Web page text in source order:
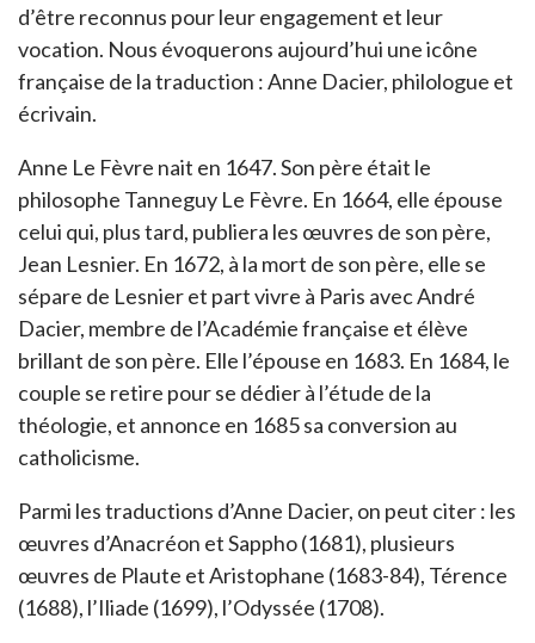
d’être reconnus pour leur engagement et leur
vocation. Nous évoquerons aujourd’hui une icône
française de la traduction : Anne Dacier, philologue et
écrivain.
Anne Le Fèvre nait en 1647. Son père était le
philosophe Tanneguy Le Fèvre. En 1664, elle épouse
celui qui, plus tard, publiera les œuvres de son père,
Jean Lesnier. En 1672, à la mort de son père, elle se
sépare de Lesnier et part vivre à Paris avec André
Dacier, membre de l’Académie française et élève
brillant de son père. Elle l’épouse en 1683. En 1684, le
couple se retire pour se dédier à l’étude de la
théologie, et annonce en 1685 sa conversion au
catholicisme.
Parmi les traductions d’Anne Dacier, on peut citer : les
œuvres d’Anacréon et Sappho (1681), plusieurs
œuvres de Plaute et Aristophane (1683-84), Térence
(1688), l’Iliade (1699), l’Odyssée (1708).